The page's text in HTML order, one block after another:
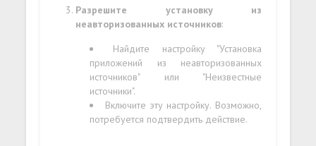
Разрешите установку из
неавторизованных источников:
Найдите настройку "Установка
приложений из неавторизованных
источников" или "Неизвестные
источники".
Включите эту настройку. Возможно,
потребуется подтвердить действие.